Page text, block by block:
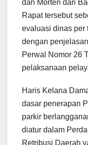
dan Morten dari
Rapat tersebut
evaluasi dinas per
dengan
Perwal Nomor 26
pelaksanaan
Haris Kelana
dasar penerapan
parkir
diatur dalam
Retribusi Daerah